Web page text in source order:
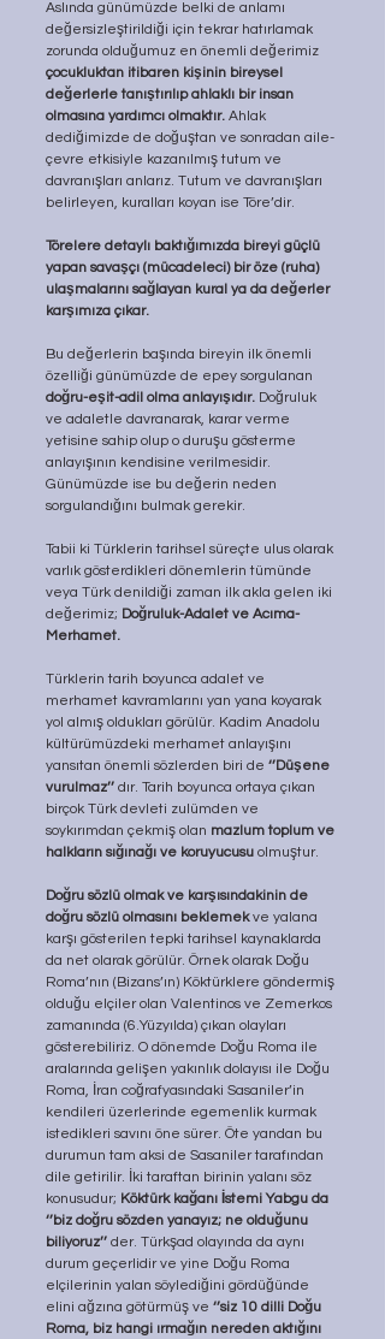
Aslında günümüzde belki de anlamı
değersizleştirildiği için tekrar hatırlamak
zorunda olduğumuz en önemli değerimiz
çocukluktan itibaren kişinin bireysel
değerlerle tanıştırılıp ahlaklı bir insan
olmasına yardımcı olmaktır. Ahlak
dediğimizde de doğuştan ve sonradan aile-
çevre etkisiyle kazanılmış tutum ve
davranışları anlarız. Tutum ve davranışları
belirleyen, kuralları koyan ise Töre’dir.
Törelere detaylı baktığımızda bireyi güçlü
yapan savaşçı (mücadeleci) bir öze (ruha)
ulaşmalarını sağlayan kural ya da değerler
karşımıza çıkar.
Bu değerlerin başında bireyin ilk önemli
özelliği günümüzde de epey sorgulanan
doğru-eşit-adil olma anlayışıdır. Doğruluk
ve adaletle davranarak, karar verme
yetisine sahip olup o duruşu gösterme
anlayışının kendisine verilmesidir.
Günümüzde ise bu değerin neden
sorgulandığını bulmak gerekir.
Tabii ki Türklerin tarihsel süreçte ulus olarak
varlık gösterdikleri dönemlerin tümünde
veya Türk denildiği zaman ilk akla gelen iki
değerimiz; Doğruluk-Adalet ve Acıma-
Merhamet.
Türklerin tarih boyunca adalet ve
merhamet kavramlarını yan yana koyarak
yol almış oldukları görülür. Kadim Anadolu
kültürümüzdeki merhamet anlayışını
yansıtan önemli sözlerden biri de ‘’Düşene
vurulmaz’’ dır. Tarih boyunca ortaya çıkan
birçok Türk devleti zulümden ve
soykırımdan çekmiş olan mazlum toplum ve
halkların sığınağı ve koruyucusu olmuştur.
Doğru sözlü olmak ve karşısındakinin de
doğru sözlü olmasını beklemek ve yalana
karşı gösterilen tepki tarihsel kaynaklarda
da net olarak görülür. Örnek olarak Doğu
Roma’nın (Bizans’ın) Köktürklere göndermiş
olduğu elçiler olan Valentinos ve Zemerkos
zamanında (6.Yüzyılda) çıkan olayları
gösterebiliriz. O dönemde Doğu Roma ile
aralarında gelişen yakınlık dolayısı ile Doğu
Roma, İran coğrafyasındaki Sasaniler’in
kendileri üzerlerinde egemenlik kurmak
istedikleri savını öne sürer. Öte yandan bu
durumun tam aksi de Sasaniler tarafından
dile getirilir. İki taraftan birinin yalanı söz
konusudur; Köktürk kağanı İstemi Yabgu da
‘’biz doğru sözden yanayız; ne olduğunu
biliyoruz’’ der. Türkşad olayında da aynı
durum geçerlidir ve yine Doğu Roma
elçilerinin yalan söylediğini gördüğünde
elini ağzına götürmüş ve ‘’siz 10 dilli Doğu
Roma, biz hangi ırmağın nereden aktığını